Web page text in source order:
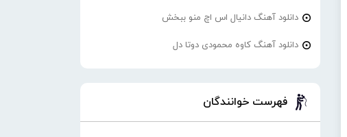
دانلود آهنگ دانیال اس اچ منو ببخش
دانلود آهنگ کاوه محمودی دوتا دل
فهرست خوانندگان